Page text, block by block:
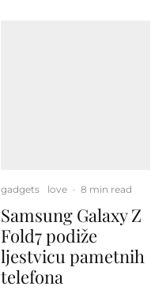
gadgets love · 8 min read
Samsung Galaxy Z
Fold7 podiže
ljestvicu pametnih
telefona